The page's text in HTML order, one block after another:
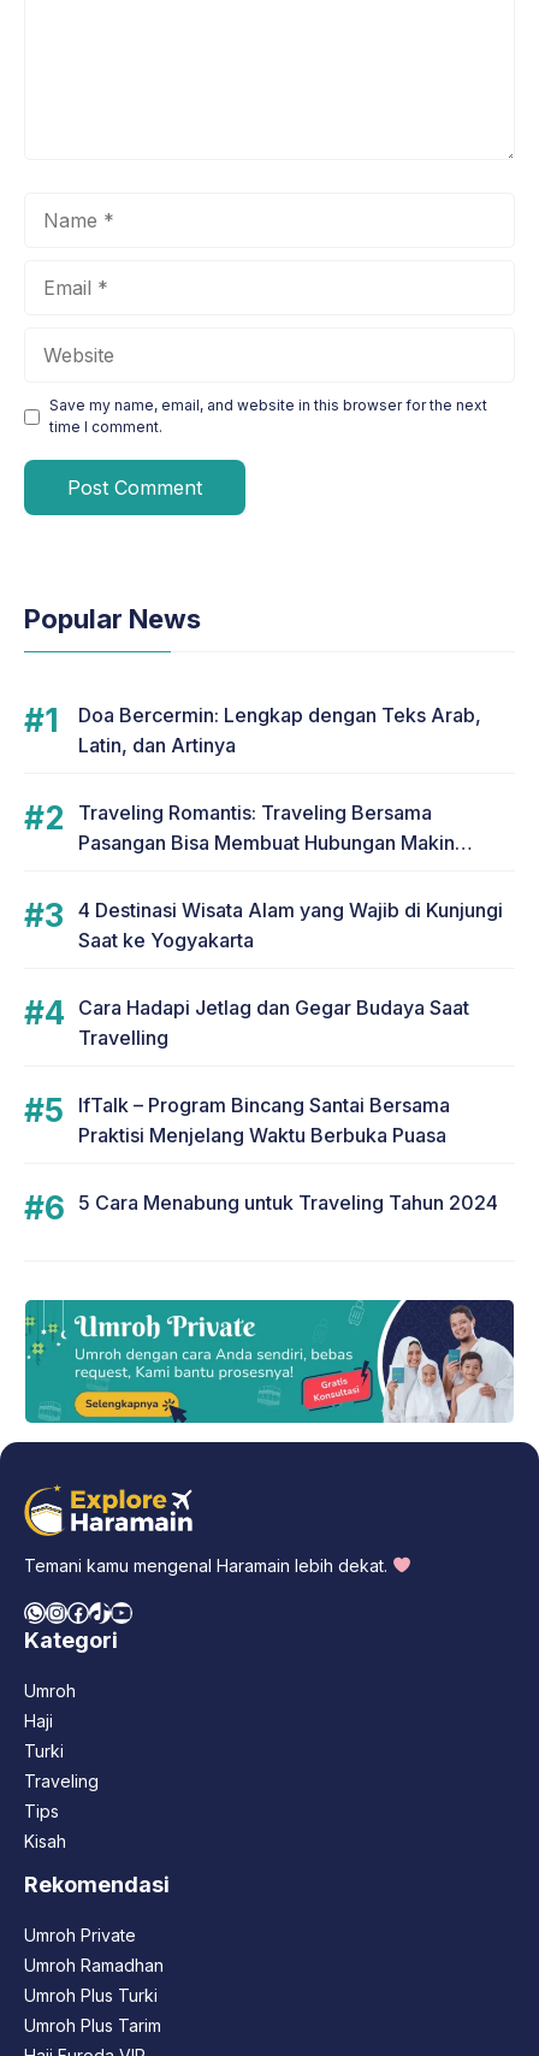
Save my name, email, and website in this browser for the next
time I comment.
Popular News
Doa Bercermin: Lengkap dengan Teks Arab,
Latin, dan Artinya
Traveling Romantis: Traveling Bersama
Pasangan Bisa Membuat Hubungan Makin
4 Destinasi Wisata Alam yang Wajib di Kunjungi
Saat ke Yogyakarta
Cara Hadapi Jetlag dan Gegar Budaya Saat
Travelling
IfTalk – Program Bincang Santai Bersama
Praktisi Menjelang Waktu Berbuka Puasa
5 Cara Menabung untuk Traveling Tahun 2024
Temani kamu mengenal Haramain lebih dekat.
WhatsApp
Instagram
Facebook
TikTok
YouTube
Kategori
Umroh
Haji
Turki
Traveling
Tips
Kisah
Rekomendasi
Umroh Private
Umroh Ramadhan
Umroh Plus Turki
Umroh Plus Tarim